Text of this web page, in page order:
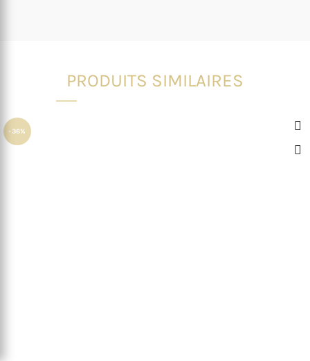
PRODUITS SIMILAIRES
-36%